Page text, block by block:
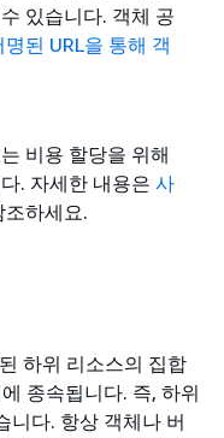
있습니다. 객체 공
명된 URL을 통해 객
비용 할당을 위해
. 자세한 내용은 사
하세요.
하위 리소스의 집합
종속됩니다. 즉, 하위
니다. 항상 객체나 버